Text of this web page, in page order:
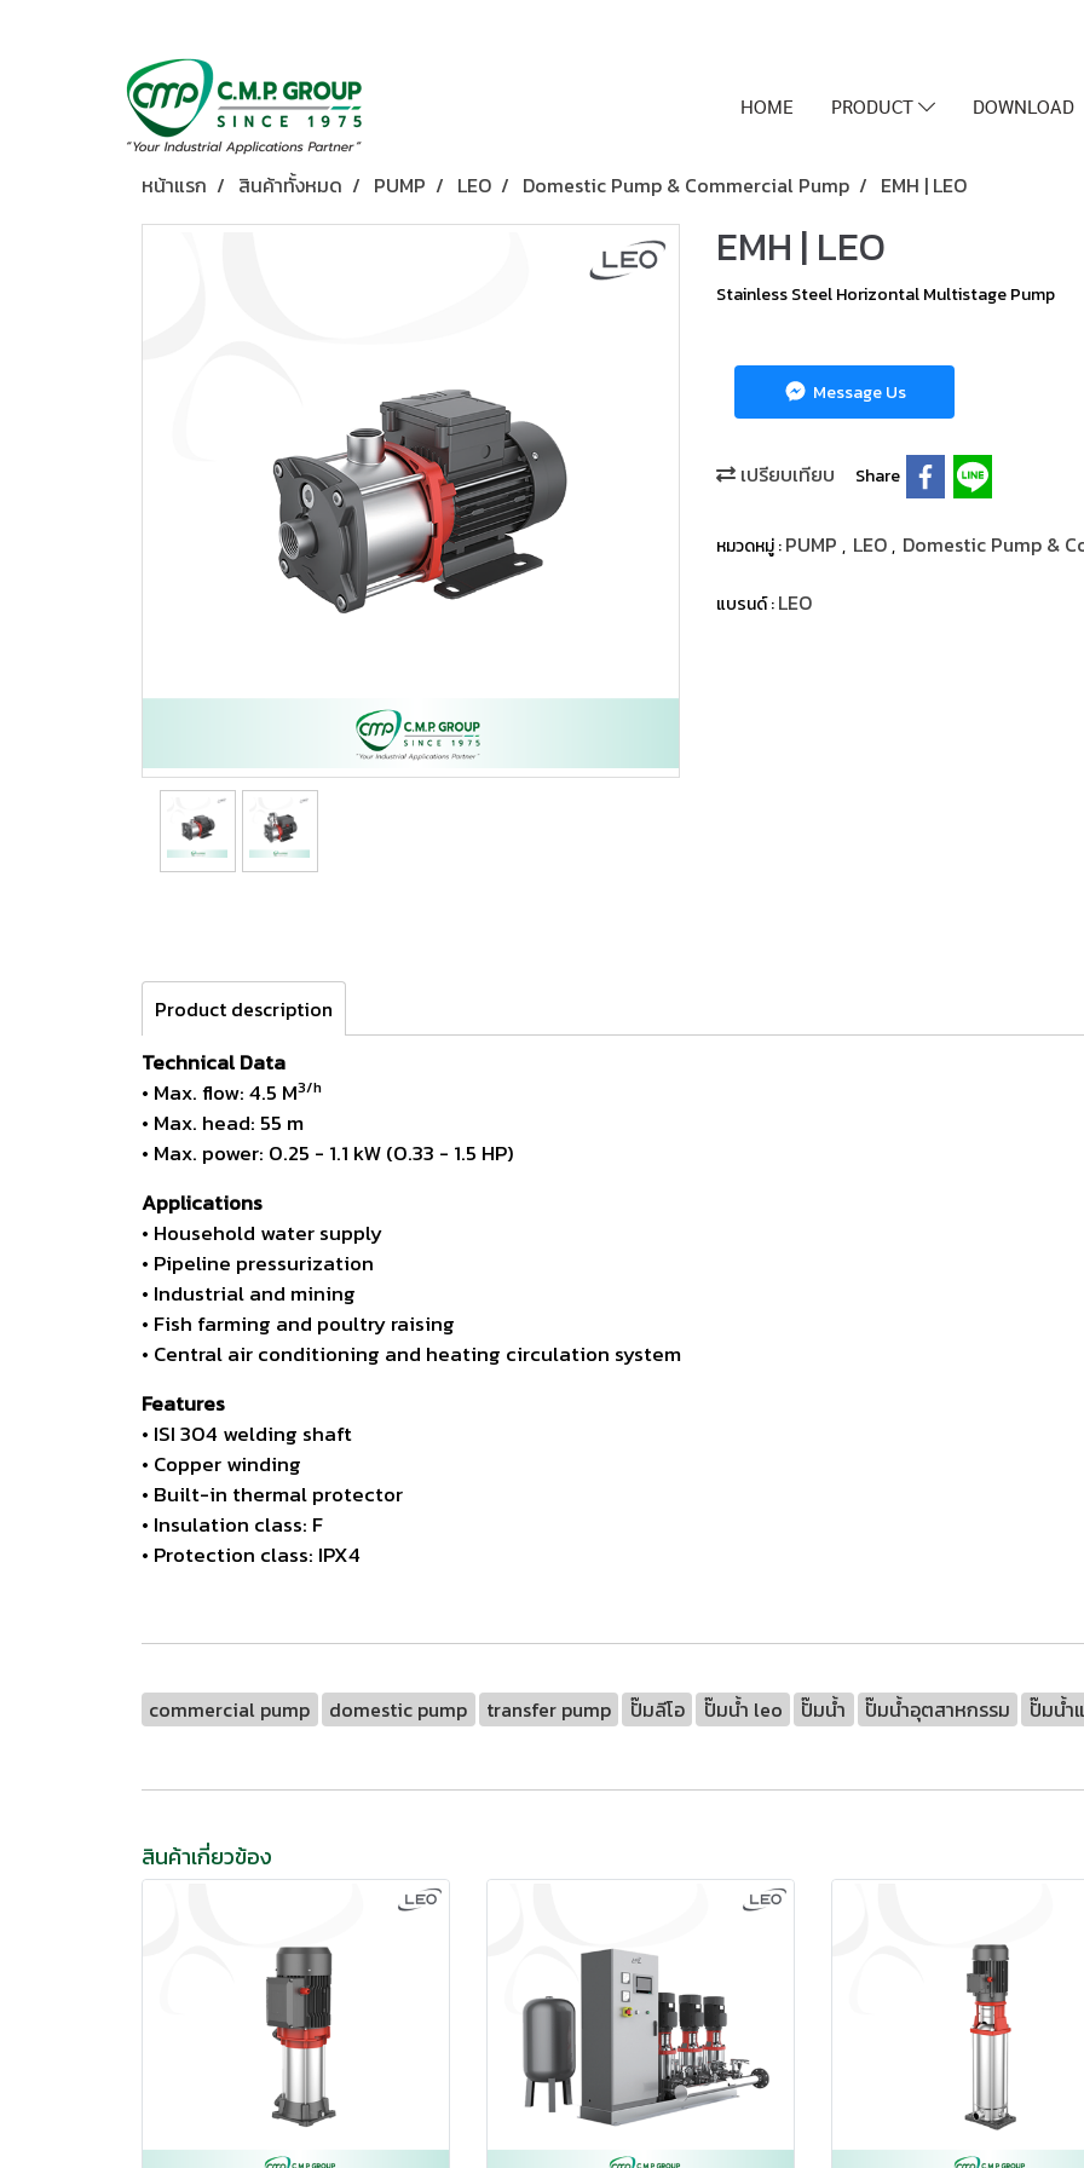
HOME PRODUCT DOWNLOAD
หน้าแรก สินค้าทั้งหมด PUMP LEO Domestic Pump & Commercial Pump EMH | LEO
EMH | LEO
Stainless Steel Horizontal Multistage Pump
Message Us
เปรียบเทียบ Share
หมวดหมู่ :PUMP , LEO, Domestic Pump &
แบรนด์ :LEO
Product description
Technical Data
• Max. flow: 4.5 M3/h
• Max. head: 55 m
• Max. power: 0.25 - 1.1 kW (0.33 - 1.5 HP)
Applications
• Household water supply
• Pipeline pressurization
• Industrial and mining
• Fish farming and poultry raising
• Central air conditioning and heating circulation system
Features
• ISI 304 welding shaft
• Copper winding
• Built-in thermal protector
• Insulation class: F
• Protection class: IPX4
commercial pump domestic pump transfer pump ปั๊มลีโอ ปั๊มน้ำ leo ปั๊มน้ำ ปั๊มน้ำอุตสาหกรรม ปั๊มน้ำ
สินค้าเกี่ยวข้อง